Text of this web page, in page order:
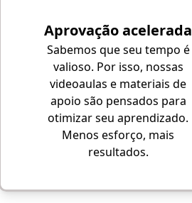
Aprovação acelerada
Sabemos que seu tempo é
valioso. Por isso, nossas
videoaulas e materiais de
apoio são pensados para
otimizar seu aprendizado.
Menos esforço, mais
resultados.